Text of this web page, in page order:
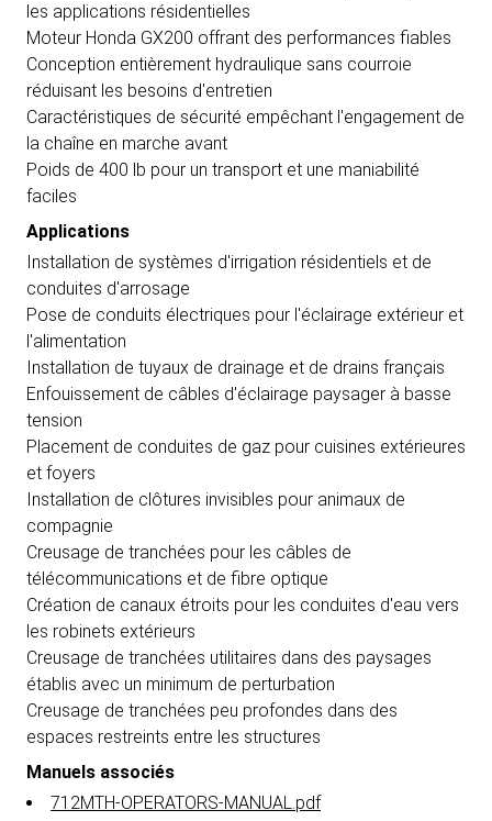
les applications résidentielles
Moteur Honda GX200 offrant des performances fiables
Conception entièrement hydraulique sans courroie
réduisant les besoins d'entretien
Caractéristiques de sécurité empêchant l'engagement de
la chaîne en marche avant
Poids de 400 lb pour un transport et une maniabilité
faciles
Applications
Installation de systèmes d'irrigation résidentiels et de
conduites d'arrosage
Pose de conduits électriques pour l'éclairage extérieur et
l'alimentation
Installation de tuyaux de drainage et de drains français
Enfouissement de câbles d'éclairage paysager à basse
tension
Placement de conduites de gaz pour cuisines extérieures
et foyers
Installation de clôtures invisibles pour animaux de
compagnie
Creusage de tranchées pour les câbles de
télécommunications et de fibre optique
Création de canaux étroits pour les conduites d'eau vers
les robinets extérieurs
Creusage de tranchées utilitaires dans des paysages
établis avec un minimum de perturbation
Creusage de tranchées peu profondes dans des
espaces restreints entre les structures
Manuels associés
712MTH-OPERATORS-MANUAL.pdf